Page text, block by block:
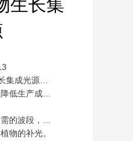
生长集
光，加快植物生长，
牌原材料，全检出厂，
阳光促进植物生长，
物的补光。